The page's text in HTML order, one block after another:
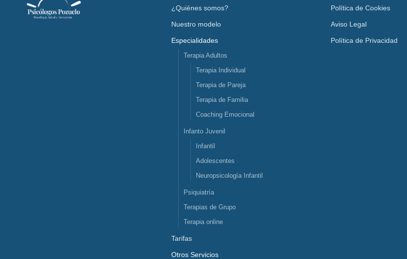
¿Quiénes somos?
Nuestro modelo
Especialidades
Terapia Adultos
Terapia Individual
Terapia de Pareja
Terapia de Familia
Coaching Emocional
Infanto Juvenil
Infantil
Adolescentes
Neuropsicología Infantil
Psiquiatría
Terapias de Grupo
Terapia online
Tarifas
Otros Servicios
Política de Cookies
Aviso Legal
Política de Privacidad